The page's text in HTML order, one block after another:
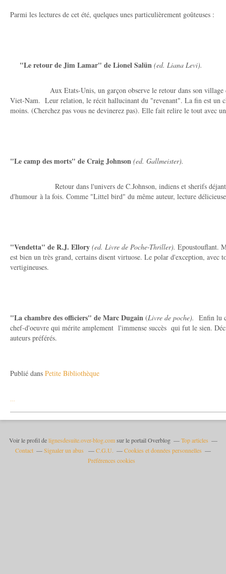
Parmi les lectures de cet été, quelques unes particulièrement goûteuses :
"Le retour de Jim Lamar" de Lionel Salün (ed. Liana Levi).
Aux Etats-Unis, un garçon observe le retour dans son village du
Viet-Nam. Leur relation, le récit hallucinant du "revenant". La fin est un
moins. (Cherchez pas vous ne devinerez pas). Elle fait relire le tout avec
"Le camp des morts" de Craig Johnson (ed. Gallmeister).
Retour dans l'univers de C.Johnson, indiens et sherifs
d'humour à la fois. Comme "Littel bird" du même auteur, lecture
"Vendetta" de R.J. Ellory (ed. Livre de Poche-Thriller). Epoustouflant.
est bien un très grand, certains disent virtuose. Le polar d'exception, avec
vertigineuses.
"La chambre des officiers" de Marc Dugain (Livre de poche). Enfin lu
chef-d'oeuvre qui mérite amplement l'immense succès qui fut le sien.
auteurs préférés.
Publié dans Petite Bibliothèque
…
Voir le profil delignesdesuite.over-blog.comsur le portail Overblog
Top articles
Contact
Signaler un abus C.G.U.
Cookies et données personnelles
Préférences cookies